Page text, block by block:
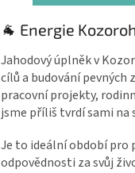
🐐 Energie
Jahodový úplněk v
cílů a budování pevných
pracovní projekty,
jsme příliš tvrdí sami na
Je to ideální období pro
odpovědnosti za svůj